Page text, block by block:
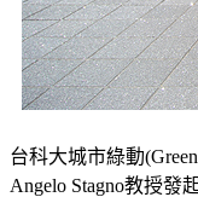
台科大城市綠動
Angelo Stagno教授發